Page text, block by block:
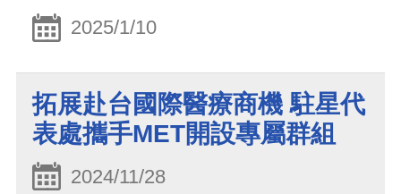
2025/1/10
拓展赴台國際醫療商機 駐星代
表處攜手MET開設專屬群組
2024/11/28